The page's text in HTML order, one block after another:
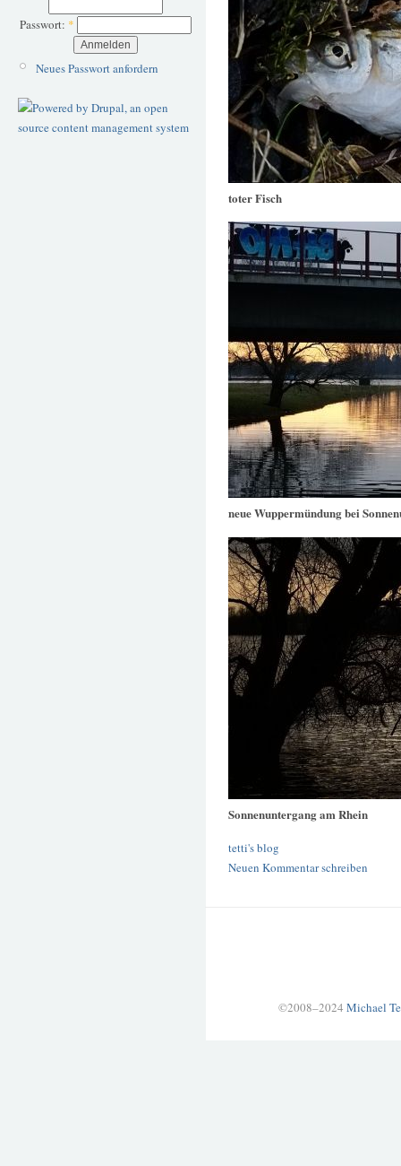
Passwort: *
Neues Passwort anfordern
toter Fisch
neue Wuppermündung bei
Sonnenuntergang am Rhein
tetti's blog
Neuen Kommentar schreiben
©2008–2024 Michael